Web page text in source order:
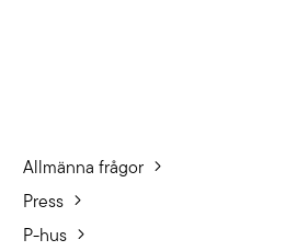
Allmänna frågor
Press
P-hus